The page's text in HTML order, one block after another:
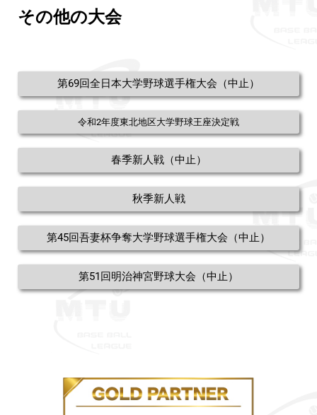
その他の大会
第69回全日本大学野球選手権大会（中止）
令和2年度東北地区大学野球王座決定戦
春季新人戦（中止）
秋季新人戦
第45回吾妻杯争奪大学野球選手権大会（中止）
第51回明治神宮野球大会（中止）